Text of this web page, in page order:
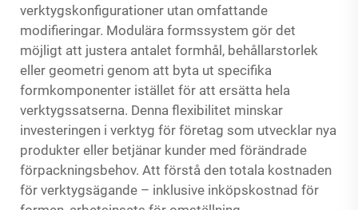
verktygskonfigurationer utan omfattande
modifieringar. Modulära formssystem gör det
möjligt att justera antalet formhål, behållarstorlek
eller geometri genom att byta ut specifika
formkomponenter istället för att ersätta hela
verktygssatserna. Denna flexibilitet minskar
investeringen i verktyg för företag som utvecklar nya
produkter eller betjänar kunder med förändrade
förpackningsbehov. Att förstå den totala kostnaden
för verktygsägande – inklusive inköpskostnad för